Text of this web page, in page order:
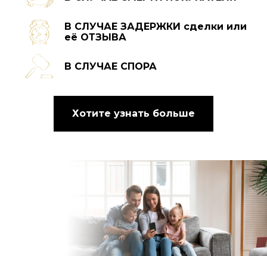
В СЛУЧАЕ ЗАДЕРЖКИ сделки или
её ОТЗЫВА
В СЛУЧАЕ СПОРА
Хотите узнать больше